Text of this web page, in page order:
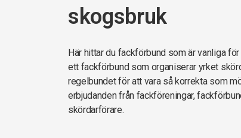
skogsbruk
Här hittar du fackförbund som är vanliga
ett fackförbund som organiserar yrket
regelbundet för att vara så korrekta som
erbjudanden från fackföreningar,
skördarförare.